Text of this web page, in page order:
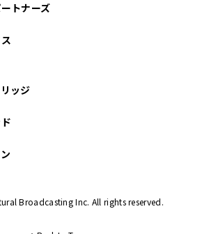
トナーズ
ッジ
Broadcasting Inc. All rights reserved.